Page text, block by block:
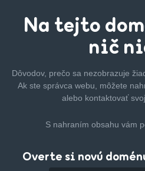
Na tejto
nič
Dôvodov, prečo sa nezobrazuje
Ak ste správca webu, môžete
alebo kontaktovať
S nahraním obsahu vám
Overte si novú